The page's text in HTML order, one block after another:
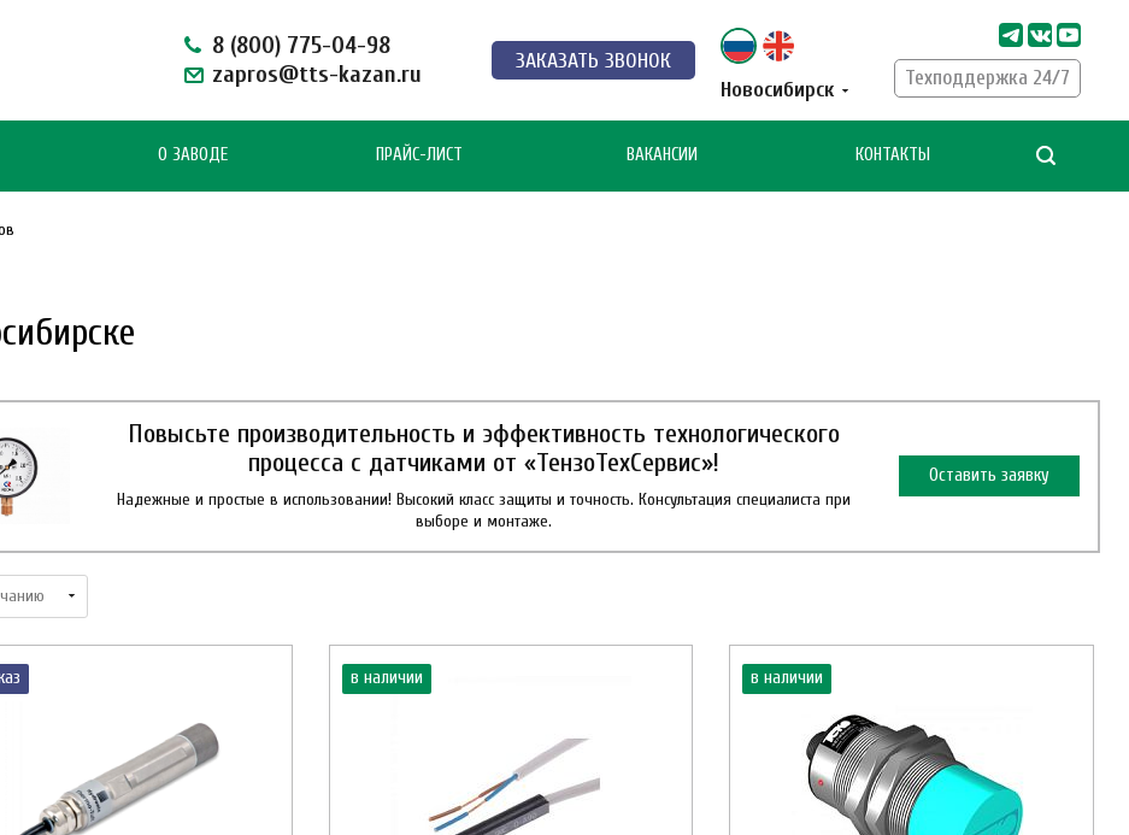
8 (800) 775-04-98
zapros@tts-kazan.ru
ЗАКАЗАТЬ ЗВОНОК
Новосибирск
Техподдержка 24/7
О ЗАВОДЕ ПРАЙС-ЛИСТ ВАКАНСИИ КОНТАКТЫ
Повысьте производительность и эффективность технологического
процесса с датчиками от «ТензоТехСервис»!
Надежные и простые в использовании! Высокий класс защиты и точность. Консультация специалиста при
выборе и монтаже.
Оставить заявку
в наличии в наличии